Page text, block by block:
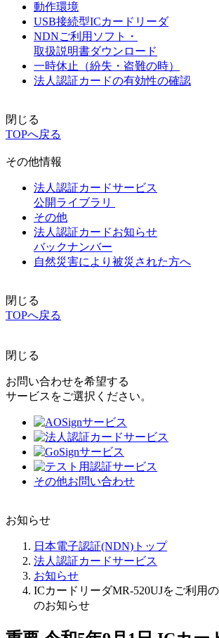
動作環境
USB接続型ICカードリーダ
NDNご利用ソフト・
取扱説明書ダウンロード
一時休止（紛失・盗難の時）
法人認証カードの有効性の確認
閉じる
TOPへ戻る
その他情報
法人認証カードサービス
公開ライブラリ
その他
法人認証カードお知らせ
バックナンバー
自然災害により被災された方へ
閉じる
TOPへ戻る
閉じる
お問い合わせを希望する
サービスをご選択ください。
その他お問い合わせ
お知らせ
日本電子認証(NDN)トップ
法人認証カードサービス
お知らせ
ICカードリーダMR-520UJをご利用
のお知らせ